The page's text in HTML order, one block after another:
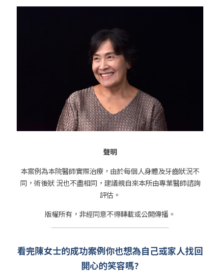
聲明
本案例為本院醫師實際治療，由於每個人身體及牙齒狀況不
同，術後狀 況也不盡相同，建議親自來本所由專業醫師諮詢
評估。
版權所有，非經同意不得轉載或公開傳播。
看完陳女士的成功案例你也想為自己或家人找回
開心的笑容嗎?